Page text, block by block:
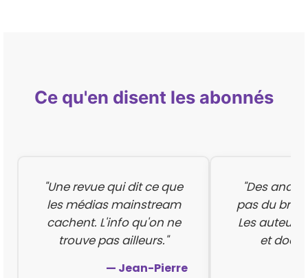
Ce qu'en disent les abonnés
"Une revue qui dit ce que
les médias mainstream
cachent. L'info qu'on ne
trouve pas ailleurs."
— Jean-Pierre
"Des
pas du
Les auteurs
et